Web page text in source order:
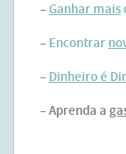
–Ganhar mais
– Encontrar
–Dinheiro é
– Aprenda a